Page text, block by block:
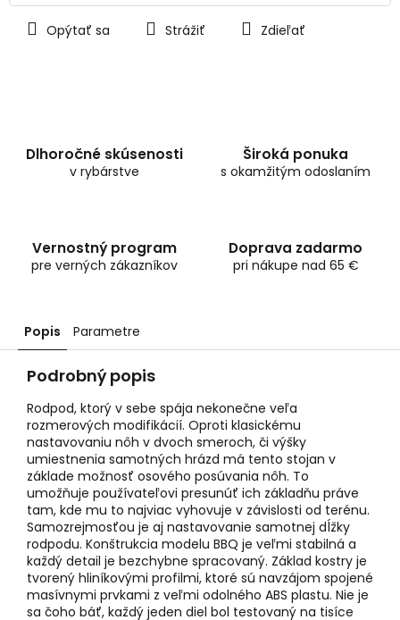
Opýtať sa Strážiť Zdieľať
Dlhoročné skúsenosti
v rybárstve
Široká ponuka
s okamžitým odoslaním
Vernostný program
pre verných zákazníkov
Doprava zadarmo
pri nákupe nad 65 €
Popis Parametre
Podrobný popis
Rodpod, ktorý v sebe spája nekonečne veľa
rozmerových modifikácií. Oproti klasickému
nastavovaniu nôh v dvoch smeroch, či výšky
umiestnenia samotných hrázd má tento stojan v
základe možnosť osového posúvania nôh. To
umožňuje používateľovi presunúť ich základňu práve
tam, kde mu to najviac vyhovuje v závislosti od terénu.
Samozrejmosťou je aj nastavovanie samotnej dĺžky
rodpodu. Konštrukcia modelu BBQ je veľmi stabilná a
každý detail je bezchybne spracovaný. Základ kostry je
tvorený hliníkovými profilmi, ktoré sú navzájom spojené
masívnymi prvkami z veľmi odolného ABS plastu. Nie je
sa čoho báť, každý jeden diel bol testovaný na tisíce